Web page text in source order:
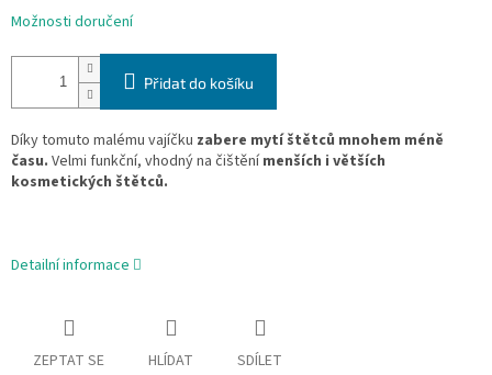
Možnosti doručení
Přidat do košíku
Díky tomuto malému vajíčku zabere mytí štětců mnohem méně
času. Velmi funkční, vhodný na čištěnímenších i větších
kosmetických štětců.
Detailní informace
ZEPTAT SE HLÍDAT SDÍLET